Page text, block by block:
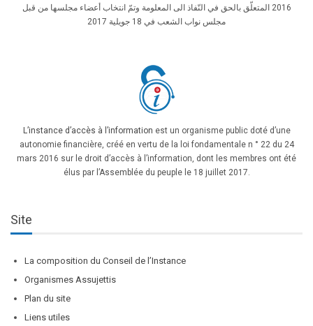
2016 المتعلّق بالحق في النّفاذ الى المعلومة وتمّ انتخاب أعضاء مجلسها من قبل
مجلس نواب الشعب في 18 جويلية 2017
L’instance d’accès à l’information est un organisme public doté d’une
autonomie financière, créé en vertu de la loi fondamentale n ° 22 du 24
mars 2016 sur le droit d’accès à l’information, dont les membres ont été
élus par l’Assemblée du peuple le 18 juillet 2017.
Site
La composition du Conseil de l’Instance
Organismes Assujettis
Plan du site
Liens utiles